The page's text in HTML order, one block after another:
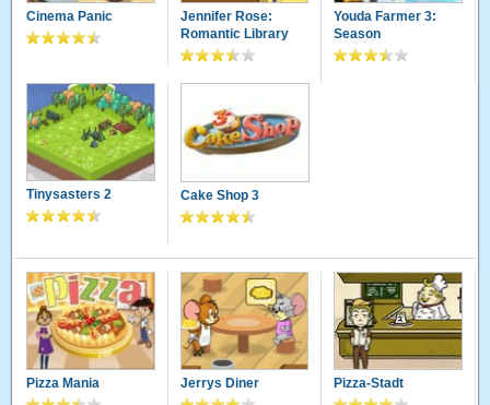
Cinema Panic
Jennifer Rose:
Romantic Library
Youda Farmer 3:
Season
Tinysasters 2 Cake Shop 3
Pizza Mania Jerrys Diner Pizza-Stadt